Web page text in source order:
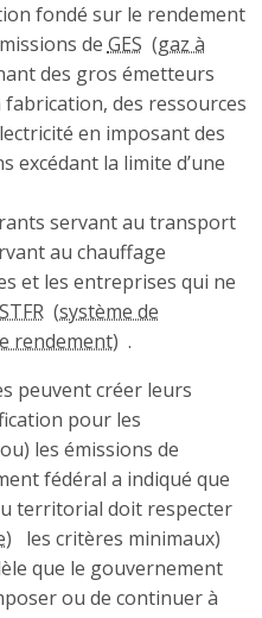
fondé sur le rendement
de GES
des gros émetteurs
fabrication, des ressources
en imposant des
excédant la limite d’une
servant au transport
au chauffage
et les entreprises qui ne
STFR
.
peuvent créer leurs
pour les
les émissions de
fédéral a indiqué que
territorial doit respecter
les critères minimaux)
que le gouvernement
ou de continuer à